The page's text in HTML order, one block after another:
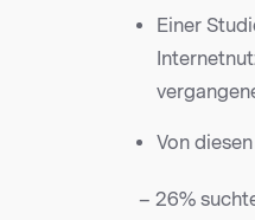
Einer
Von
– 26%